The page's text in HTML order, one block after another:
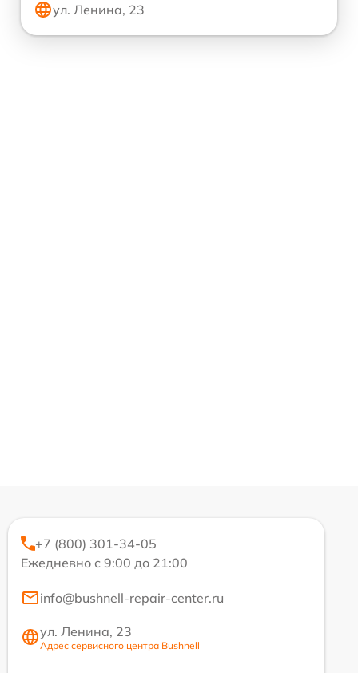
ул. Ленина, 23
+7 (800) 301-34-05
Ежедневно с 9:00 до 21:00
info@bushnell-repair-center.ru
ул. Ленина, 23
Адрес сервисного центра Bushnell